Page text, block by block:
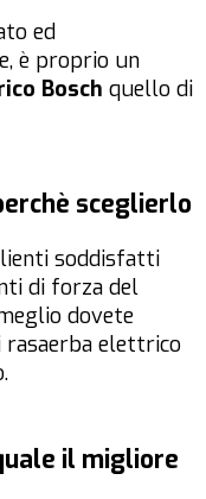
ed
è proprio un
Bosch quello di
sceglierlo
soddisfatti
di forza del
dovete
rasaerba elettrico
il migliore